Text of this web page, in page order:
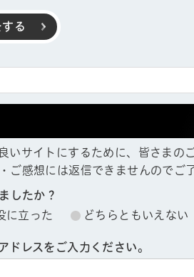
る
いサイトにするために、皆さまの
ご感想には返信できませんのでご
したか？
に立った どちらともいえない
ドレスをご入力ください。